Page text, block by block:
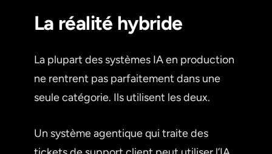
La réalité hybride
La plupart des systèmes IA en production
ne rentrent pas parfaitement dans une
seule catégorie. Ils utilisent les deux.
Un système agentique qui traite des